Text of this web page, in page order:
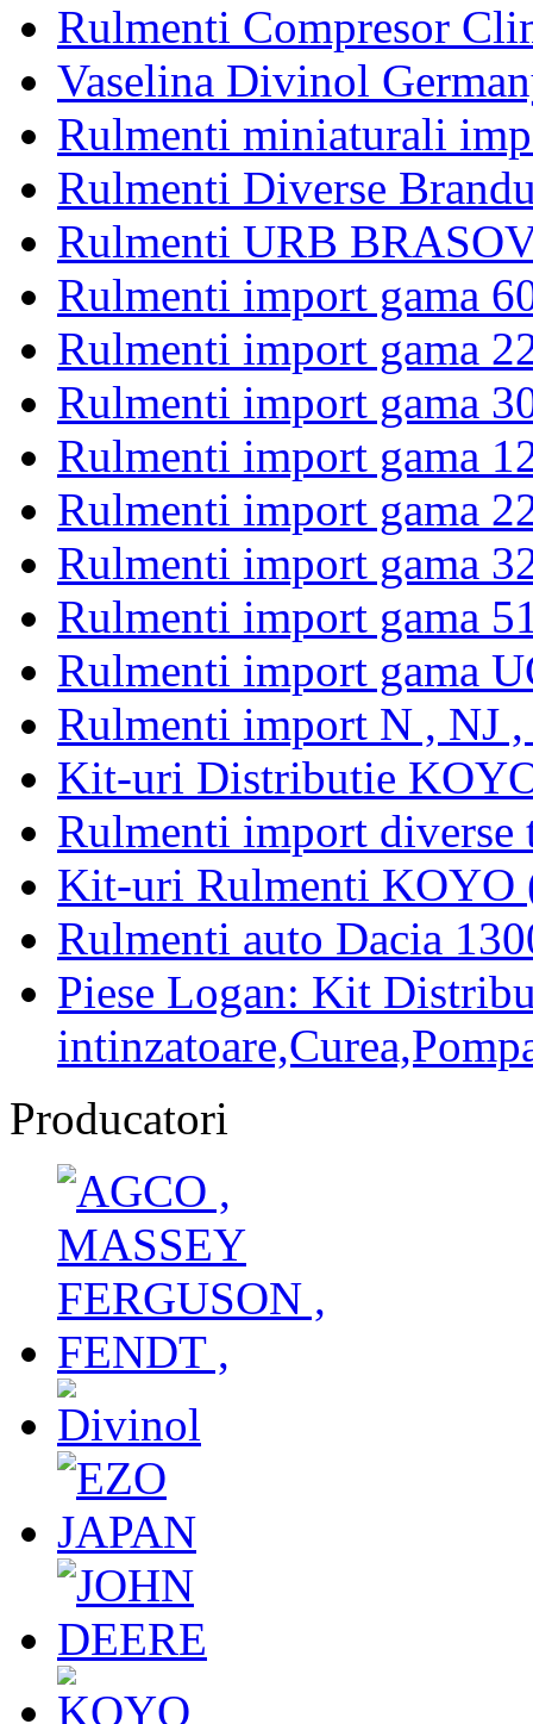
Rulmenti Compresor
Vaselina Divinol
Rulmenti miniaturali
Rulmenti Diverse
Rulmenti URB
Rulmenti import gama
Rulmenti import gama
Rulmenti import gama
Rulmenti import gama
Rulmenti import gama
Rulmenti import gama
Rulmenti import gama
Rulmenti import gama
Rulmenti import N , NJ
Kit-uri Distributie
Rulmenti import
Kit-uri Rulmenti KOYO
Rulmenti auto Dacia
Piese Logan: Kit
Producatori